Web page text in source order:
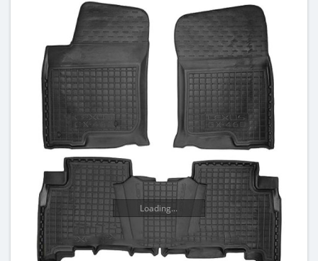
Loading...